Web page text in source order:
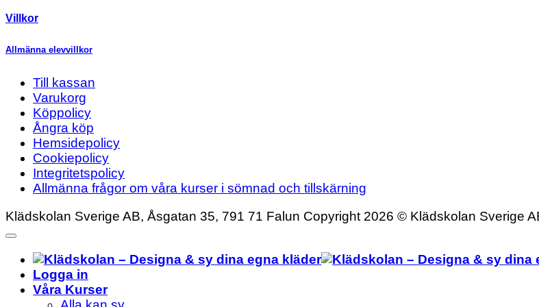
Villkor
Allmänna elevvillkor
Till kassan
Varukorg
Köppolicy
Ångra köp
Hemsidepolicy
Cookiepolicy
Integritetspolicy
Allmänna frågor om våra kurser i sömnad och tillskärning
Klädskolan Sverige AB, Åsgatan 35, 791 71 Falun Copyright 2026 © Klädskolan Sverige
Logga in
Våra Kurser